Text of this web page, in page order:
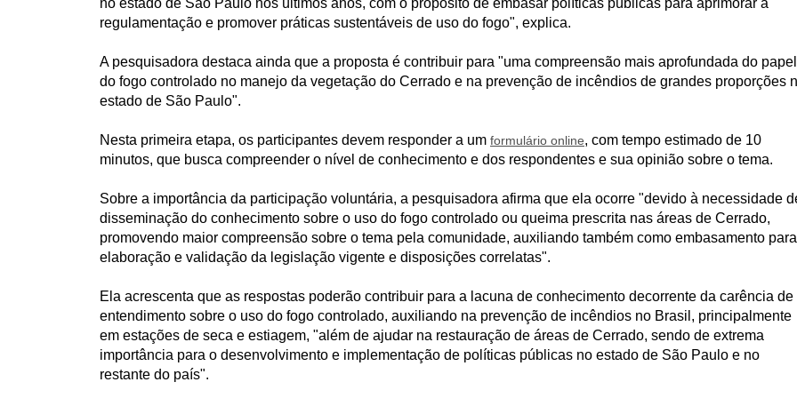
no estado de São Paulo nos últimos anos, com o propósito de embasar políticas públicas para aprimorar a
regulamentação e promover práticas sustentáveis de uso do fogo", explica.
A pesquisadora destaca ainda que a proposta é contribuir para "uma compreensão mais aprofundada do papel
do fogo controlado no manejo da vegetação do Cerrado e na prevenção de incêndios de grandes proporções
estado de São Paulo".
Nesta primeira etapa, os participantes devem responder a um formulário online, com tempo estimado de 10
minutos, que busca compreender o nível de conhecimento e dos respondentes e sua opinião sobre o tema.
Sobre a importância da participação voluntária, a pesquisadora afirma que ela ocorre "devido à necessidade
disseminação do conhecimento sobre o uso do fogo controlado ou queima prescrita nas áreas de Cerrado,
promovendo maior compreensão sobre o tema pela comunidade, auxiliando também como embasamento para
elaboração e validação da legislação vigente e disposições correlatas".
Ela acrescenta que as respostas poderão contribuir para a lacuna de conhecimento decorrente da carência de
entendimento sobre o uso do fogo controlado, auxiliando na prevenção de incêndios no Brasil, principalmente
em estações de seca e estiagem, "além de ajudar na restauração de áreas de Cerrado, sendo de extrema
importância para o desenvolvimento e implementação de políticas públicas no estado de São Paulo e no
restante do país".